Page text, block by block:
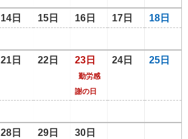
14日 15日 16日 17日 18日
21日 22日 23日
勤労感
謝の日
24日 25日
28日 29日 30日